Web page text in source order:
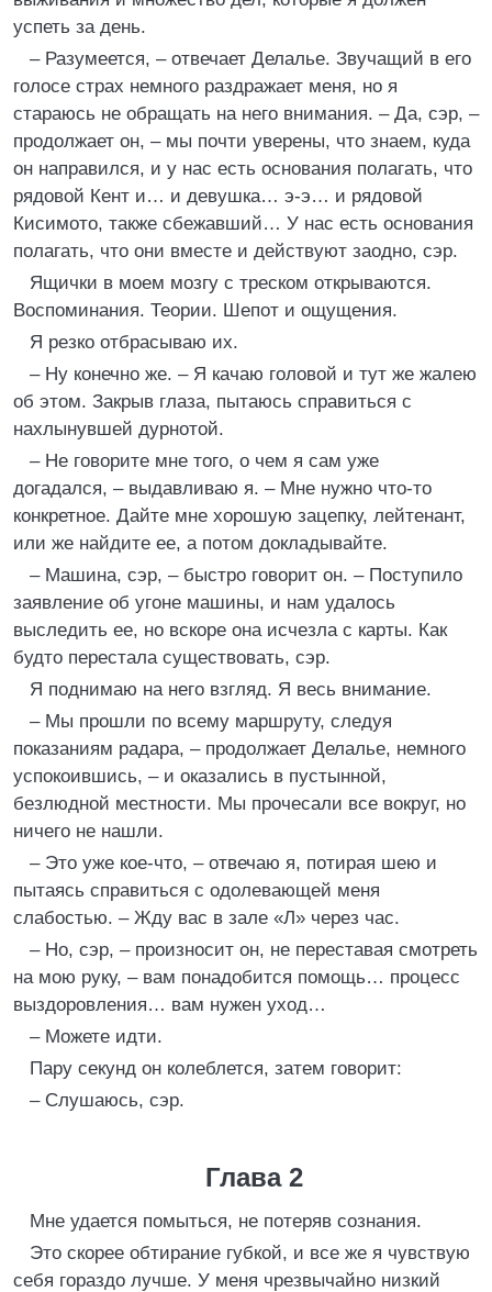
успеть за день.
– Разумеется, – отвечает Делалье. Звучащий в его
голосе страх немного раздражает меня, но я
стараюсь не обращать на него внимания. – Да, сэр, –
продолжает он, – мы почти уверены, что знаем, куда
он направился, и у нас есть основания полагать, что
рядовой Кент и… и девушка… э-э… и рядовой
Кисимото, также сбежавший… У нас есть основания
полагать, что они вместе и действуют заодно, сэр.
Ящички в моем мозгу с треском открываются.
Воспоминания. Теории. Шепот и ощущения.
Я резко отбрасываю их.
– Ну конечно же. – Я качаю головой и тут же жалею
об этом. Закрыв глаза, пытаюсь справиться с
нахлынувшей дурнотой.
– Не говорите мне того, о чем я сам уже
догадался, – выдавливаю я. – Мне нужно что-то
конкретное. Дайте мне хорошую зацепку, лейтенант,
или же найдите ее, а потом докладывайте.
– Машина, сэр, – быстро говорит он. – Поступило
заявление об угоне машины, и нам удалось
выследить ее, но вскоре она исчезла с карты. Как
будто перестала существовать, сэр.
Я поднимаю на него взгляд. Я весь внимание.
– Мы прошли по всему маршруту, следуя
показаниям радара, – продолжает Делалье, немного
успокоившись, – и оказались в пустынной,
безлюдной местности. Мы прочесали все вокруг, но
ничего не нашли.
– Это уже кое-что, – отвечаю я, потирая шею и
пытаясь справиться с одолевающей меня
слабостью. – Жду вас в зале «Л» через час.
– Но, сэр, – произносит он, не переставая смотреть
на мою руку, – вам понадобится помощь… процесс
выздоровления… вам нужен уход…
– Можете идти.
Пару секунд он колеблется, затем говорит:
– Слушаюсь, сэр.
Глава 2
Мне удается помыться, не потеряв сознания.
Это скорее обтирание губкой, и все же я чувствую
себя гораздо лучше. У меня чрезвычайно низкий